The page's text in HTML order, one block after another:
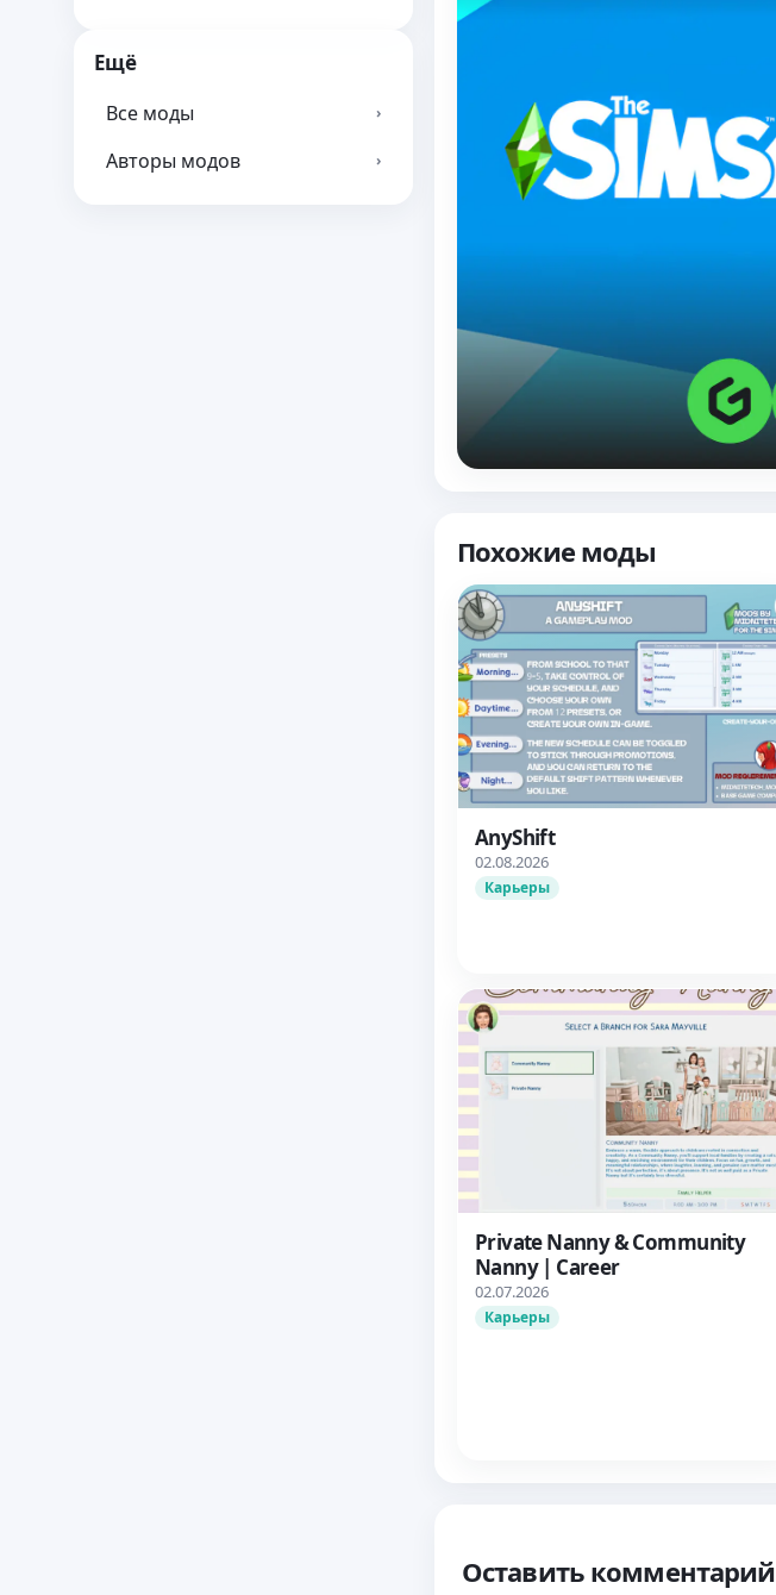
Ещё
Все моды ›
Авторы модов ›
Похожие моды
AnyShift
02.08.2026
Карьеры
Private Nanny & Community
Nanny | Career
02.07.2026
Карьеры
Оставить комментарий